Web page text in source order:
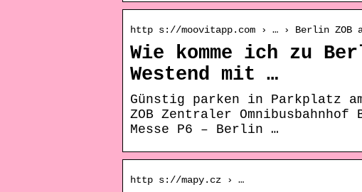
http s://moovitapp.com › … › Berlin ZOB
Wie komme ich zu
Westend mit …
Günstig parken in Parkplatz
ZOB Zentraler
Messe P6 – Berlin …
http s://mapy.cz › …